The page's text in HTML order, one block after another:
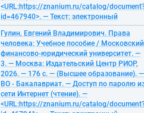
<URL:https://znanium.ru/catalog/
id=467940>. — Текст: электронный
Гулин, Евгений Владимирович. Права
человека: Учебное пособие / Московский
финансово-юридический университет. —
3. — Москва: Издательский Центр РИОР,
2026. — 176 с. — (Высшее образование). —
ВО - Бакалавриат. — Доступ по паролю
сети Интернет (чтение). —
<URL:https://znanium.ru/catalog/